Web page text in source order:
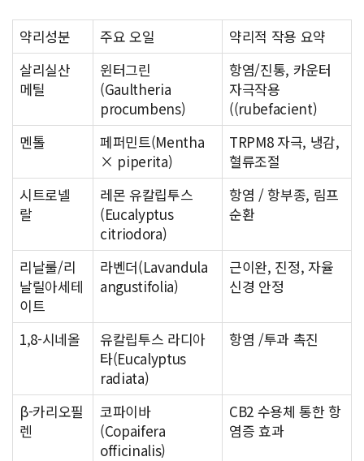
약리성분 주요 오일
약리적 작용 요약
살리실산
메틸
윈터그린
(Gaultheria
procumbens)
항염/진통, 카운터
자극작용
((rubefacient)
멘톨
페퍼민트(Mentha
× piperita)
TRPM8 자극, 냉감,
혈류조절
시트로넬
랄
레몬 유칼립투스
(Eucalyptus
citriodora)
항염 / 항부종, 림프
순환
리날룰/리
날릴아세테
이트
라벤더(Lavandula
angustifolia)
근이완, 진정, 자율
신경 안정
1,8-시네올
유칼립투스 라디아
타(Eucalyptus
radiata)
항염 /투과 촉진
β-카리오필
렌
코파이바
(Copaifera
officinalis)
CB2 수용체 통한 항
염증 효과